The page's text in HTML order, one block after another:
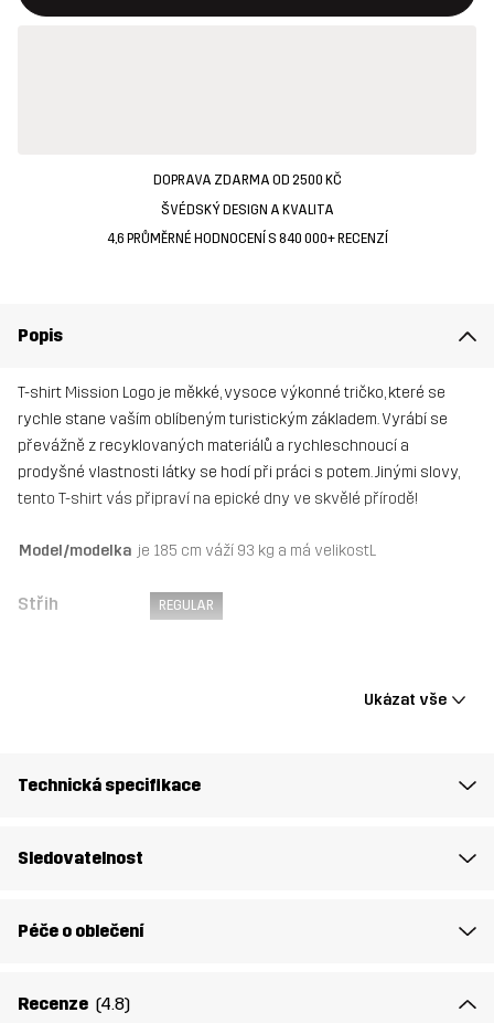
DOPRAVA ZDARMA OD 2500 KČ
ŠVÉDSKÝ DESIGN A KVALITA
4,6 PRŮMĚRNÉ HODNOCENÍ S 840 000+ RECENZÍ
Popis
T-shirt Mission Logo je měkké, vysoce výkonné tričko, které se
rychle stane vaším oblíbeným turistickým základem. Vyrábí se
převážně z recyklovaných materiálů a rychleschnoucí a
prodyšné vlastnosti látky se hodí při práci s potem. Jinými slovy,
tento T-shirt vás připraví na epické dny ve skvělé přírodě!
Model/modelka je 185 cm váží 93 kg a má velikostL
Střih REGULAR
Udržitelnost Recyklované detaily
Určeno pro
Ukázat vše
Technická specifikace
Sledovatelnost
Péče o oblečení
Recenze (4.8)